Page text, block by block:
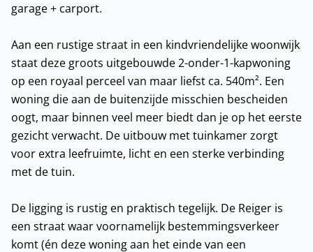
garage + carport.
Aan een rustige straat in een kindvriendelijke woonwijk
staat deze groots uitgebouwde 2-onder-1-kapwoning
op een royaal perceel van maar liefst ca. 540m². Een
woning die aan de buitenzijde misschien bescheiden
oogt, maar binnen veel meer biedt dan je op het eerste
gezicht verwacht. De uitbouw met tuinkamer zorgt
voor extra leefruimte, licht en een sterke verbinding
met de tuin.
De ligging is rustig en praktisch tegelijk. De Reiger is
een straat waar voornamelijk bestemmingsverkeer
komt (én deze woning aan het einde van een